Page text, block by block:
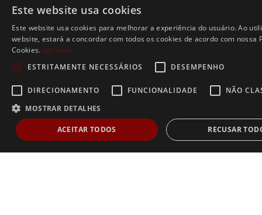
Este website usa cookies
Este website usa cookies para melhorar a experiência do usuário. Ao
website, estará a concordar com todos os cookies de acordo com nossa
Cookies. Ler mais
ESTRITAMENTE NECESSÁRIOS
DESEMPENHO
DIRECIONAMENTO FUNCIONALIDADE
NÃO
MOSTRAR DETALHES
ACEITAR TODOS RECUSAR